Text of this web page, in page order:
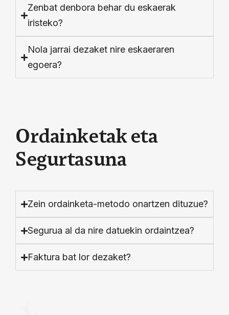
Zenbat denbora behar du eskaerak
iristeko?
Nola jarrai dezaket nire eskaeraren
egoera?
Ordainketaketa
Segurtasuna
Zein ordainketa-metodo onartzen dituzue?
Segurua al da nire datuekin ordaintzea?
Faktura bat lor dezaket?